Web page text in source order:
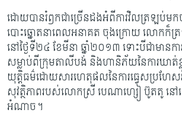
ដោយបានរំឭកជាច្រើនដងអំពីការវិលត្រឡប់មក
បោះឆ្នោតនាពេល​អនាគត ចុងក្រោយ លោកក៏
នៅថ្ងៃទី២៤ ខែមីនា ឆ្នាំ២០១៣ ទោះបី​ជា​មាន​ក
សម្លាប់ពីក្រុមតាលីបង់ និង​ហានិភ័យនៃការឃាត់
យុត្តិធម៌​​​ដោយសារ​ហេតុផលនៃការធ្វេសប្រហ
សុវត្ថិភាពរបស់​លោកស្រី បេណាហ្សៀ ប៊ូតតូ ន
អំណាច។